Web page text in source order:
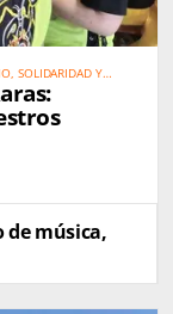
SOLIDARIDAD Y
de música,